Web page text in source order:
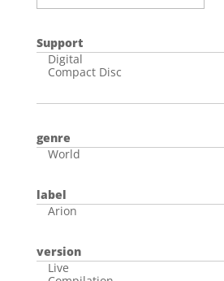
Support
Digital
Compact Disc
genre
World
label
Arion
version
Live